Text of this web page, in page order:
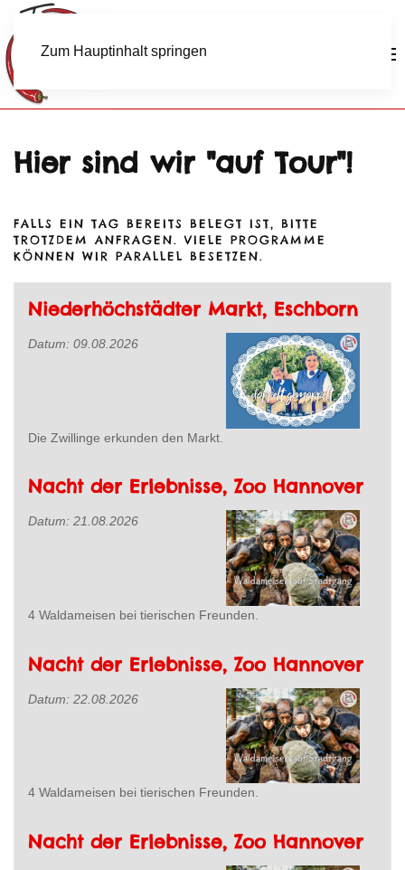
Zum Hauptinhalt springen
Hier sind wir "auf Tour"!
FALLS EIN TAG BEREITS BELEGT IST, BITTE
TROTZDEM ANFRAGEN. VIELE PROGRAMME
KÖNNEN WIR PARALLEL BESETZEN.
Niederhöchstädter Markt, Eschborn
Datum: 09.08.2026
Die Zwillinge erkunden den Markt.
Nacht der Erlebnisse, Zoo Hannover
Datum: 21.08.2026
4 Waldameisen bei tierischen Freunden.
Nacht der Erlebnisse, Zoo Hannover
Datum: 22.08.2026
4 Waldameisen bei tierischen Freunden.
Nacht der Erlebnisse, Zoo Hannover